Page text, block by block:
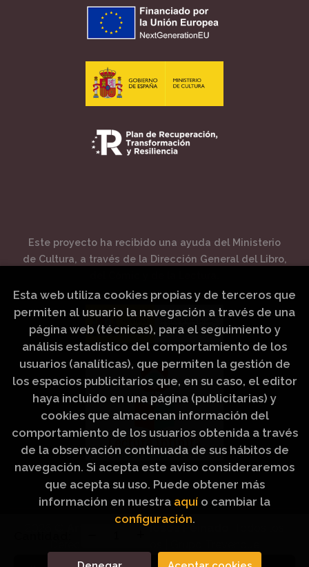
Este proyecto ha recibido una ayuda del Ministerio
de Cultura, a través de la Dirección General del Libro,
Artículos Religiosos Peinado
Esta web utiliza cookies propias y de terceros que
permiten al usuario la navegación a través de una
página web (técnicas), para el seguimiento y
análisis estadístico del comportamiento de los
usuarios (analíticas), que permiten la gestión de
los espacios publicitarios que, en su caso, el editor
haya incluido en una página (publicitarias) y
cookies que almacenan información del
comportamiento de los usuarios obtenida a través
de la observación continuada de sus hábitos de
navegación. Si acepta este aviso consideraremos
que acepta su uso. Puede obtener más
información en nuestra aquí o cambiar la
configuración.